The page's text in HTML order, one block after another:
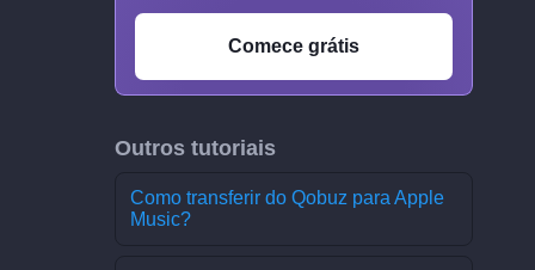
Comece grátis
Outros tutoriais
Como transferir do Qobuz para Apple
Music?